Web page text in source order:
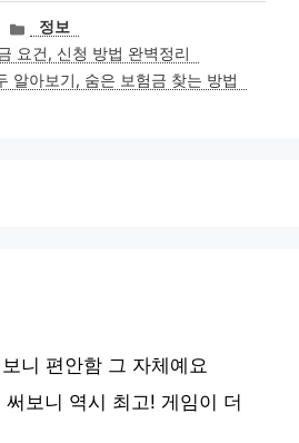
카
테
고
리
정보
요건, 신청 방법 완벽정리
알아보기, 숨은 보험금 찾는 방법
니 편안함 그 자체예요
보니 역시 최고! 게임이 더